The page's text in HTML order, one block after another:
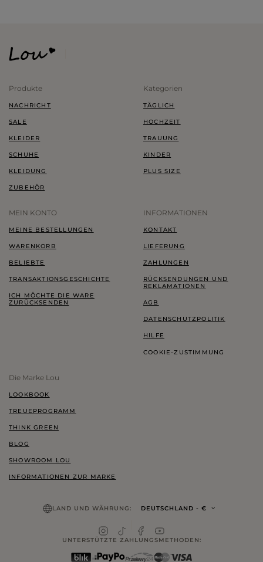
Produkte
NACHRICHT
SALE
KLEIDER
SCHUHE
KLEIDUNG
ZUBEHÖR
Kategorien
TÄGLICH
HOCHZEIT
TRAUUNG
KINDER
PLUS SIZE
MEIN KONTO
MEINE BESTELLUNGEN
WARENKORB
BELIEBTE
TRANSAKTIONSGESCHICHTE
ICH MÖCHTE DIE WARE
ZURÜCKSENDEN
INFORMATIONEN
KONTAKT
LIEFERUNG
ZAHLUNGEN
RÜCKSENDUNGEN UND
REKLAMATIONEN
AGB
DATENSCHUTZPOLITIK
HILFE
COOKIE-ZUSTIMMUNG
Die Marke Lou
LOOKBOOK
TREUEPROGRAMM
THINK GREEN
BLOG
SHOWROOM LOU
INFORMATIONEN ZUR MARKE
LAND UND WÄHRUNG: DEUTSCHLAND - €
UNTERSTÜTZTE ZAHLUNGSMETHODEN: